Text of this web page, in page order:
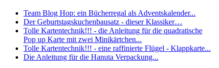
Team Blog Hop: ein Bücherregal als Adventskalender...
Der Geburtstagskuchenbausatz - dieser Klassiker…
Tolle Kartentechnik!!! - die Anleitung für die quadratische
Pop up Karte mit zwei Minikärtchen...
Tolle Kartentechnik!!! - eine raffinierte Flügel - Klappkarte...
Die Anleitung für die Hanuta Verpackung...